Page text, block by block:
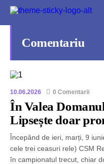
Comentariu
10.06.2026 0 Comentarii
În Valea
Lipsește doar
Începând de ieri, marți, 9
cele trei ceasuri rele) CSM
în campionatul trecut, chiar